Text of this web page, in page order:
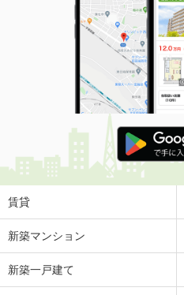
賃貸
新築マンション
新築一戸建て